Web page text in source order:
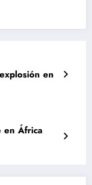
en
en África